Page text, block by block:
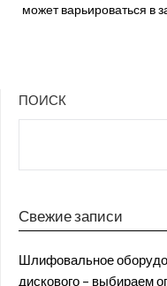
может варьироваться в
ПОИСК
Свежие записи
Шлифовальное
дискового – выбираем